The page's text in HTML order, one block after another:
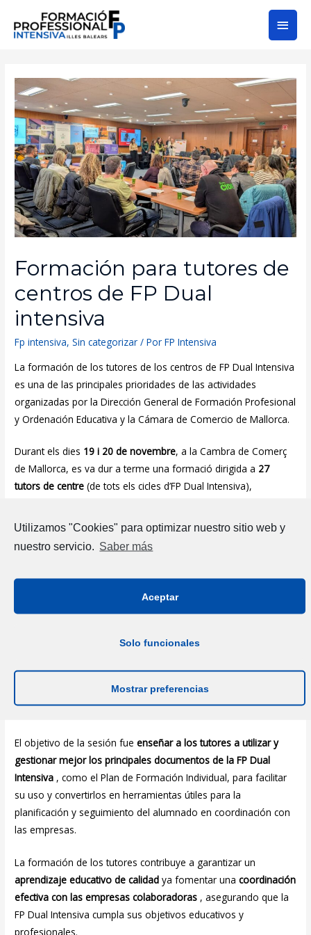
Formación para tutores de
centros de FP Dual
intensiva
Fp intensiva,Sin categorizar / PorFP Intensiva
La formación de los tutores de los centros de FP Dual Intensiva
es una de las principales prioridades de las actividades
organizadas por la Dirección General de Formación Profesional
y Ordenación Educativa y la Cámara de Comercio de Mallorca.
Durant els dies 19 i 20 de novembre, a la Cambra de Comerç
de Mallorca, es va dur a terme una formació dirigida a 27
tutors de centre (de tots els cicles d’FP Dual Intensiva),
d’informàtica, administració i gestió,hosteleria i automoció.
Així, es va fomentar l’intercanvi de coneixements i experiències
entre docents i professionals del món empresarial.
fue la formadora de la
presentación de contenidos con actividades grupales entre los
extracción de conclusiones. Este planteamiento permitió que
los tutores pudieran aplicar de inmediato los conocimientos
adquiridos y compartir buenas prácticas con sus compañeros.
El objetivo de la sesión fueenseñar a los tutores a utilizar y
gestionar mejor los principales documentos de la FP Dual
Intensiva , como el Plan de Formación Individual, para facilitar
su uso y convertirlos en herramientas útiles para la
planificación y seguimiento del alumnado en coordinación con
las empresas.
La formación de los tutores contribuye a garantizar un
aprendizaje educativo de calidad ya fomentar unacoordinación
efectiva con las empresas colaboradoras , asegurando que la
FP Dual Intensiva cumpla sus objetivos educativos y
profesionales.
Utilizamos "Cookies" para optimizar nuestro sitio web y
nuestro servicio. Saber más
Aceptar
Solo funcionales
Mostrar preferencias